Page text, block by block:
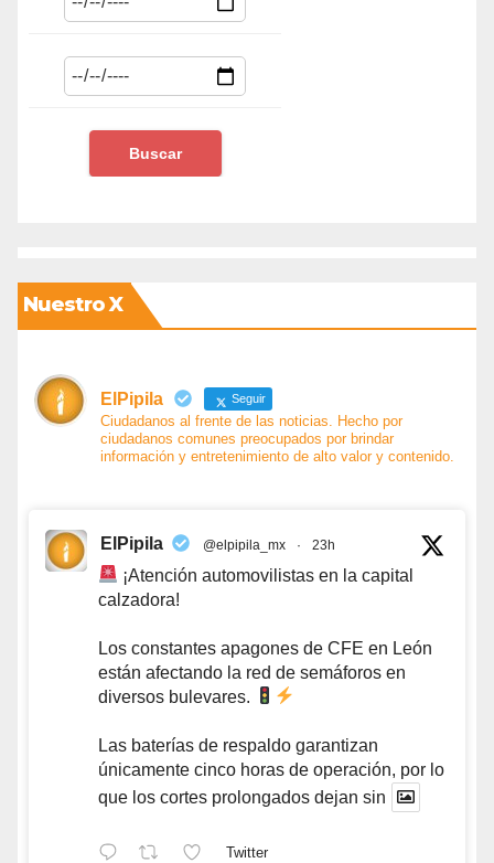
Nuestro X
ElPipila Seguir
Ciudadanos al frente de las noticias. Hecho por
ciudadanos comunes preocupados por brindar
información y entretenimiento de alto valor y contenido.
ElPipila @elpipila_mx · 23h
¡Atención automovilistas en la capital
calzadora!
Los constantes apagones de CFE en León
están afectando la red de semáforos en
diversos bulevares.
Las baterías de respaldo garantizan
únicamente cinco horas de operación, por lo
que los cortes prolongados dejan sin
Twitter